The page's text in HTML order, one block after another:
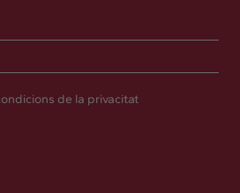
de la privacitat